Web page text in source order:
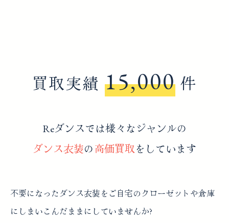
買取実績 15,000 件
Reダンスでは様々なジャンルの
ダンス衣装の高価買取をしています
不要になったダンス衣装をご自宅のクローゼットや倉庫
にしまいこんだままにしていませんか?